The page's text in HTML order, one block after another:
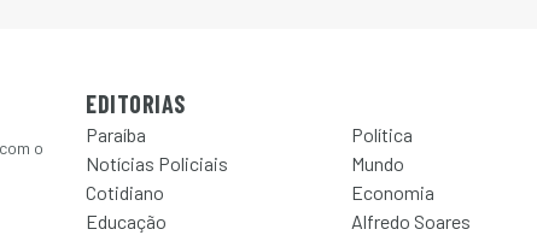
o
EDITORIAS
Paraíba Política
Notícias Policiais
Mundo
Cotidiano
Economia
Educação
Alfredo Soares